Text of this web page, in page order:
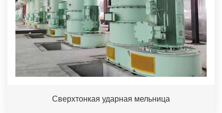
Сверхтонкая ударная мельница